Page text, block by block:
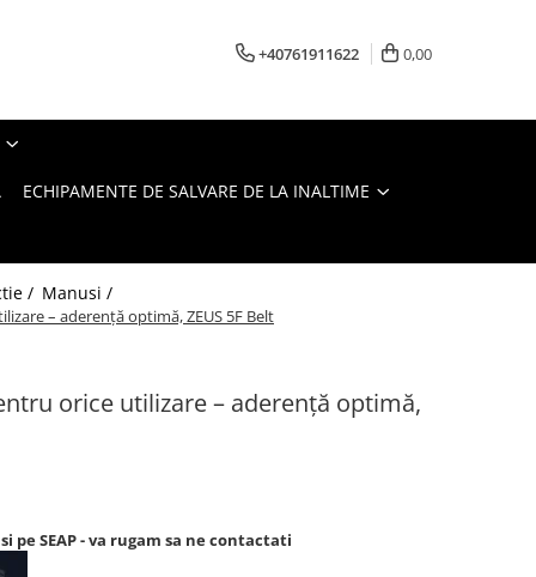
+40761911622 0,00
ECHIPAMENTE DE SALVARE DE LA INALTIME
/ Manusi /
– aderență optimă, ZEUS 5F Belt
orice utilizare – aderență optimă,
pe SEAP - va rugam sa ne contactati